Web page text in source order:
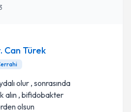
Can Türek
olur , sonrasında
alın , bifidobakter
olsun